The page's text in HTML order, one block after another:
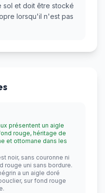
sol et doit être stocké
lorsqu'il n'est pas
présentent un aigle
rouge, héritage de
et ottomane dans les
noir, sans couronne ni
rouge uni sans bordure.
a un aigle doré
sur fond rouge